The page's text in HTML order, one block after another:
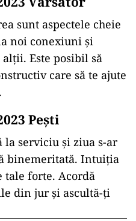
sunt aspectele cheie
noi conexiuni și
Este posibil să
care să te ajute
Peşti
la serviciu și ziua s-ar
binemeritată. Intuiția
tale forte. Acordă
din jur și ascultă-ți